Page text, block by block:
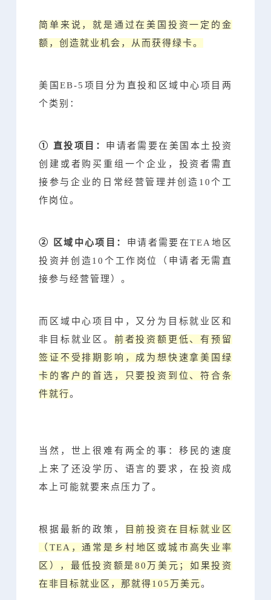
简单来说，就是通过在美国投资一定的金
额，创造就业机会，从而获得绿卡。
美国EB-5项目分为直投和区域中心项目两
个类别：
① 直投项目： 申请者需要在美国本土投资
创建或者购买重组一个企业，投资者需直
接参与企业的日常经营管理并创造10个工
作岗位。
② 区域中心项目： 申请者需要在TEA地区
投资并创造10个工作岗位（申请者无需直
接参与经营管理）。
而区域中心项目中，又分为目标就业区和
非目标就业区。 前者投资额更低、有预留
签证不受排期影响，成为想快速拿美国绿
卡的客户的首选，只要投资到位、符合条
件就行。
当然，世上很难有两全的事： 移民的速度
上来了还没学历、语言的要求，在投资成
本上可能就要来点压力了。
根据最新的政策，
目前投资在目标就业区
（TEA，通常是乡村地区或城市高失业率
区），最低投资额是80万美元；如果投资
在非目标就业区，那就得105万美元。